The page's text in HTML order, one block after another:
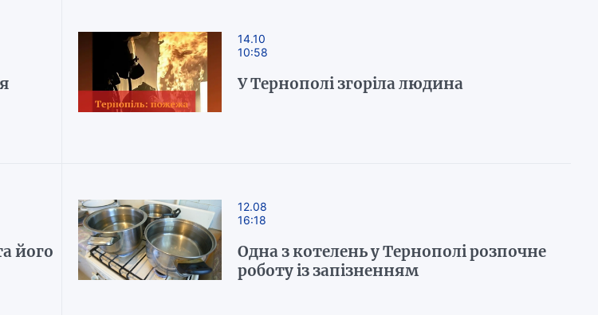
14.10
10:58
У Тернополі згоріла людина
його
12.08
16:18
Одна з котелень у Тернополі розпочне
роботу із запізненням